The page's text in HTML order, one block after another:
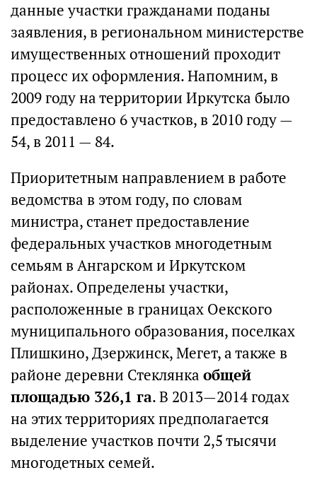
данные участки гражданами поданы
заявления, в региональном министерстве
имущественных отношений проходит
процесс их оформления. Напомним, в
2009 году на территории Иркутска было
предоставлено 6 участков, в 2010 году —
54, в 2011 — 84.
Приоритетным направлением в работе
ведомства в этом году, по словам
министра, станет предоставление
федеральных участков многодетным
семьям в Ангарском и Иркутском
районах. Определены участки,
расположенные в границах Оекского
муниципального образования, поселках
Плишкино, Дзержинск, Мегет, а также в
районе деревни Стеклянка общей
площадью 326,1 га. В 2013—2014 годах
на этих территориях предполагается
выделение участков почти 2,5 тысячи
многодетных семей.